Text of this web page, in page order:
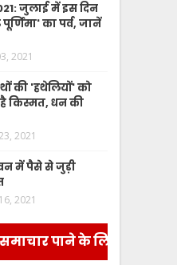
जुलाई में इस दिन
का पर्व, जानें
2021
की 'हथेलियों' को
किस्मत, धन की
2021
में पैसे से जुड़ी
2021
पाने के लिए